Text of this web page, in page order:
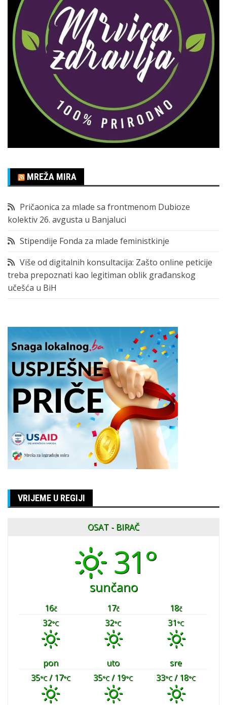
MREŽA MIRA
Pričaonica za mlade sa frontmenom Dubioze
kolektiv 26. avgusta u Banjaluci
Stipendije Fonda za mlade feministkinje
Više od digitalnih konsultacija: Zašto online peticije
treba prepoznati kao legitiman oblik građanskog
učešća u BiH
VRIJEME U REGIJI
OSAT - BIRAČ
31°
sunčano
16č 17č 18č
32°C 32°C 31°C
pon uto
sre
35°C/ 17°C 35°C/ 19°C 33°C/ 18°C